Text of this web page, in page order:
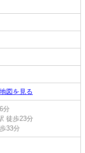
地図を見る
分
徒歩23分
33分